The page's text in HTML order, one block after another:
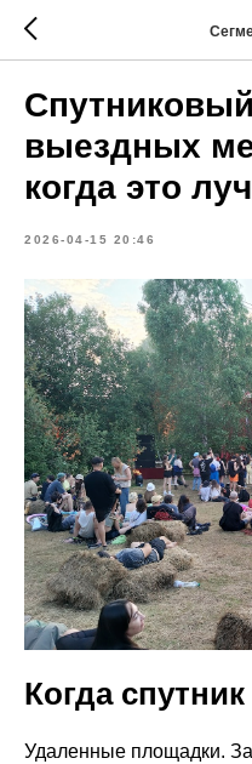
выездных
когда это
2026-04-15 20:46
Когда
Удаленные площадки.